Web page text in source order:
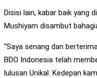
Disisi lain, kabar baik yang
Mushiyam disambut
“Saya senang dan
BDO Indonesia telah
lulusan Unikal. Kedepan